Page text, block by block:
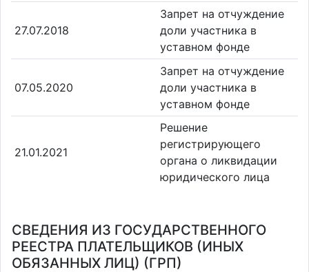
27.07.2018
Запрет на отчуждение
доли участника в
уставном фонде
07.05.2020
Запрет на отчуждение
доли участника в
уставном фонде
21.01.2021
Решение
регистрирующего
органа о ликвидации
юридического лица
СВЕДЕНИЯ ИЗ ГОСУДАРСТВЕННОГО
РЕЕСТРА ПЛАТЕЛЬЩИКОВ (ИНЫХ
ОБЯЗАННЫХ ЛИЦ) (ГРП)